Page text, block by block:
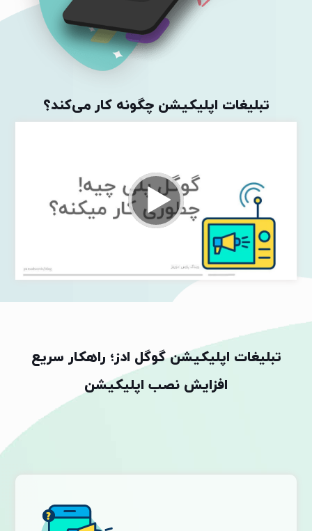
تبلیغات اپلیکیشن چگونه کار می‌کند؟
تبلیغات اپلیکیشن گوگل ادز؛ راهکار سریع
افزایش نصب اپلیکیشن